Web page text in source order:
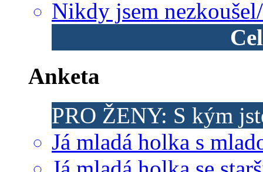
Nikdy jsem
Anketa
PRO ŽENY: S kým
Já mladá holka s